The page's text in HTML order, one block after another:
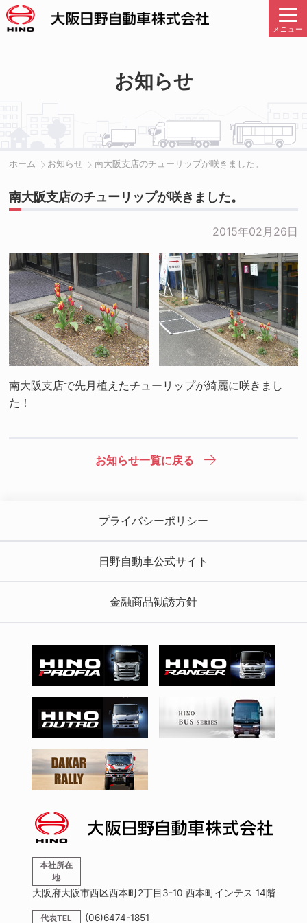
メニュー
お知らせ
ホーム お知らせ 南大阪支店のチューリップが咲きました。
南大阪支店のチューリップが咲きました。
2015年02月26日
南大阪支店で先月植えたチューリップが綺麗に咲きまし
た！
お知らせ一覧に戻る
プライバシーポリシー
日野自動車公式サイト
金融商品勧誘方針
本社所在
地
大阪府大阪市西区西本町2丁目3-10 西本町インテス 14階
代表TEL (06)6474-1851